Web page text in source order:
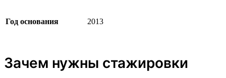
Год основания 2013
Зачем нужны стажировки